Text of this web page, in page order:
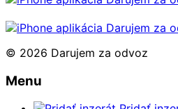
© 2026 Darujem za odvoz
Menu